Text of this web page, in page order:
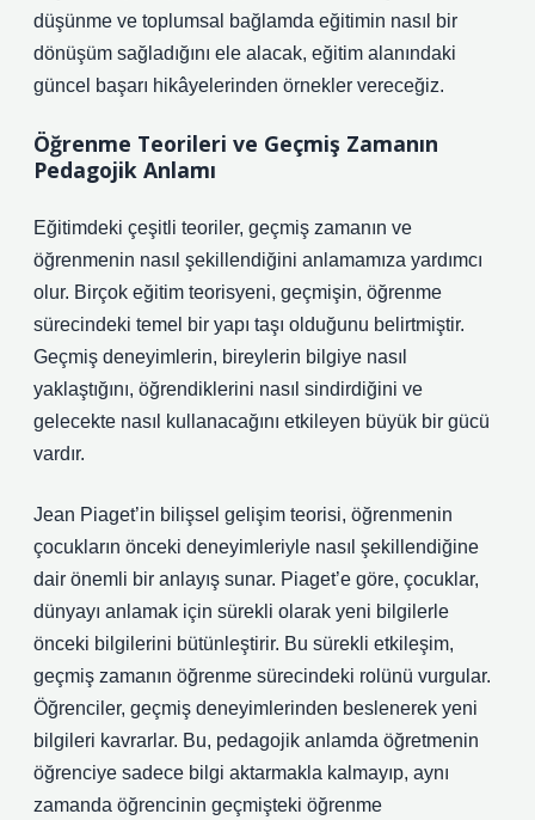
düşünme ve toplumsal bağlamda eğitimin nasıl bir
dönüşüm sağladığını ele alacak, eğitim alanındaki
güncel başarı hikâyelerinden örnekler vereceğiz.
Öğrenme Teorileri ve Geçmiş Zamanın
Pedagojik Anlamı
Eğitimdeki çeşitli teoriler, geçmiş zamanın ve
öğrenmenin nasıl şekillendiğini anlamamıza yardımcı
olur. Birçok eğitim teorisyeni, geçmişin, öğrenme
sürecindeki temel bir yapı taşı olduğunu belirtmiştir.
Geçmiş deneyimlerin, bireylerin bilgiye nasıl
yaklaştığını, öğrendiklerini nasıl sindirdiğini ve
gelecekte nasıl kullanacağını etkileyen büyük bir gücü
vardır.
Jean Piaget’in bilişsel gelişim teorisi, öğrenmenin
çocukların önceki deneyimleriyle nasıl şekillendiğine
dair önemli bir anlayış sunar. Piaget’e göre, çocuklar,
dünyayı anlamak için sürekli olarak yeni bilgilerle
önceki bilgilerini bütünleştirir. Bu sürekli etkileşim,
geçmiş zamanın öğrenme sürecindeki rolünü vurgular.
Öğrenciler, geçmiş deneyimlerinden beslenerek yeni
bilgileri kavrarlar. Bu, pedagojik anlamda öğretmenin
öğrenciye sadece bilgi aktarmakla kalmayıp, aynı
zamanda öğrencinin geçmişteki öğrenme